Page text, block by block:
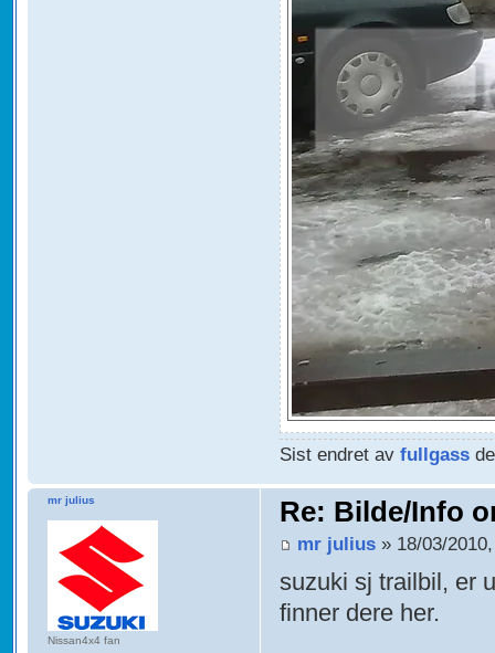
Sist endret avfullgass
Re: Bilde/Info
mr julius » 18/03/
suzuki sj trailbil, er
finner dere her.
mr julius
Nissan4x4 fan